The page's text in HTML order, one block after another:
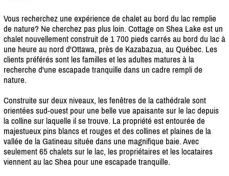
Vous recherchez une expérience de chalet au bord du lac remplie
de nature? Ne cherchez pas plus loin. Cottage on Shea Lake est un
chalet nouvellement construit de 1 700 pieds carrés au bord du lac à
une heure au nord d'Ottawa, près de Kazabazua, au Québec. Les
clients préférés sont les familles et les adultes matures à la
recherche d'une escapade tranquille dans un cadre rempli de
nature.
Construite sur deux niveaux, les fenêtres de la cathédrale sont
orientées sud-ouest pour une belle vue apaisante sur le lac depuis
la colline sur laquelle il se trouve. La propriété est entourée de
majestueux pins blancs et rouges et des collines et plaines de la
vallée de la Gatineau située dans une magnifique baie. Avec
seulement 65 chalets sur le lac, les propriétaires et les locataires
viennent au lac Shea pour une escapade tranquille.